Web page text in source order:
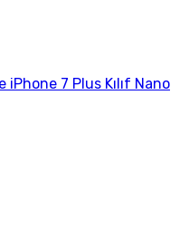
iPhone 7 Plus Kılıf Nano